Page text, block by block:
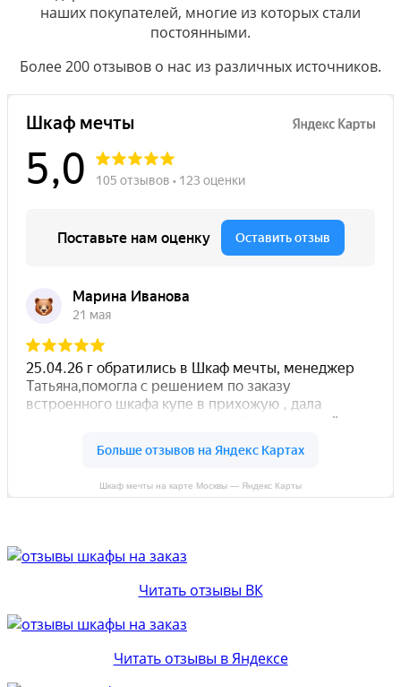
наших покупателей, многие из которых стали
постоянными.
Более 200 отзывов о нас из различных источников.
Шкаф мечты на карте Москвы — Яндекс Карты
Читать отзывы ВК
Читать отзывы в Яндексе